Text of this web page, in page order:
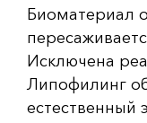
Биоматериал
Исключена
Липофилинг
естественный